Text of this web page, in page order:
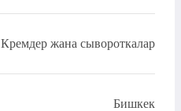
Кремдер жана сывороткалар
Бишкек